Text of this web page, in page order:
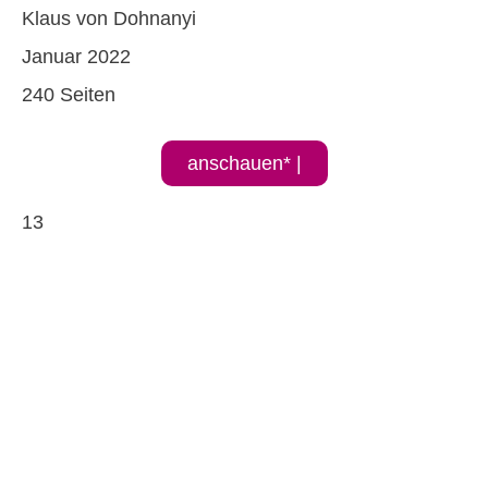
Klaus von Dohnanyi
Januar 2022
240 Seiten
anschauen* |
13